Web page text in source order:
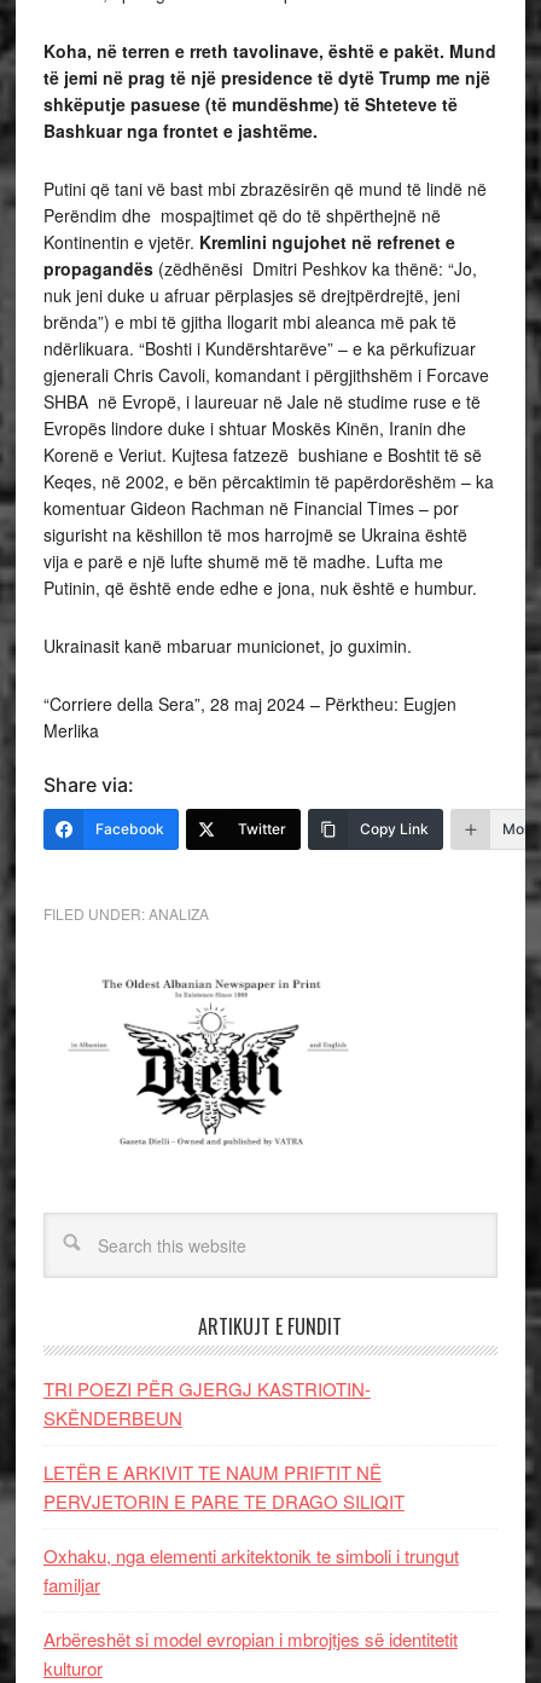
Koha, në terren e rreth tavolinave, është e pakët. Mund
të jemi në prag të një presidence të dytë Trump me një
shkëputje pasuese (të mundëshme) të Shteteve të
Bashkuar nga frontet e jashtëme.
Putini që tani vë bast mbi zbrazësirën që mund të lindë në
Perëndim dhe mospajtimet që do të shpërthejnë në
Kontinentin e vjetër. Kremlini ngujohet në refrenet e
propagandës (zëdhënësi Dmitri Peshkov ka thënë: “Jo,
nuk jeni duke u afruar përplasjes së drejtpërdrejtë, jeni
brënda”) e mbi të gjitha llogarit mbi aleanca më pak të
ndërlikuara. “Boshti i Kundërshtarëve” – e ka përkufizuar
gjenerali Chris Cavoli, komandant i përgjithshëm i Forcave
SHBA në Evropë, i laureuar në Jale në studime ruse e të
Evropës lindore duke i shtuar Moskës Kinën, Iranin dhe
Korenë e Veriut. Kujtesa fatzezë bushiane e Boshtit të së
Keqes, në 2002, e bën përcaktimin të papërdorëshëm – ka
komentuar Gideon Rachman në Financial Times – por
sigurisht na këshillon të mos harrojmë se Ukraina është
vija e parë e një lufte shumë më të madhe. Lufta me
Putinin, që është ende edhe e jona, nuk është e humbur.
Ukrainasit kanë mbaruar municionet, jo guximin.
“Corriere della Sera”, 28 maj 2024 – Përktheu: Eugjen
Merlika
Share via:
Facebook Twitter Copy Link More
FILED UNDER:ANALIZA
ARTIKUJT E FUNDIT
TRI POEZI PËR GJERGJ KASTRIOTIN-
SKËNDERBEUN
LETËR E ARKIVIT TE NAUM PRIFTIT NË
PERVJETORIN E PARE TE DRAGO SILIQIT
Oxhaku, nga elementi arkitektonik te simboli i trungut
familjar
Arbëreshët si model evropian i mbrojtjes së identitetit
kulturor